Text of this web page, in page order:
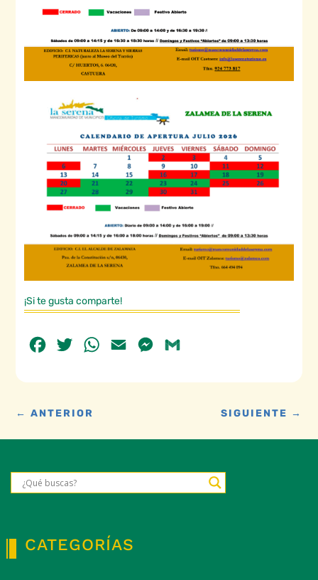
¡Si te gusta comparte!
Facebook
TwitterWhatsApp
Email Messenger
←ANTERIOR SIGUIENTE →
CATEGORÍAS